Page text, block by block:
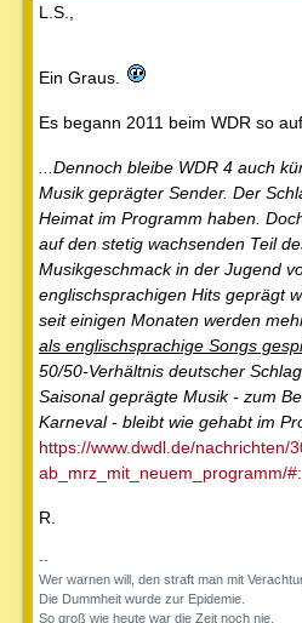
L.S.,
Ein Graus.
Es begann 2011 beim WDR so
...Dennoch bleibe WDR 4 auch
Musik geprägter Sender. Der
Heimat im Programm haben.
auf den stetig wachsenden Teil
Musikgeschmack in der Jugend
englischsprachigen Hits geprägt
seit einigen Monaten werden
als englischsprachige Songs
50/50-Verhältnis deutscher
Saisonal geprägte Musik - zum
Karneval - bleibt wie gehabt im
https://www.dwdl.de/nachrichten/
ab_mrz_mit_neuem_programm/
R.
--
Wer warnen will, den straft man mit
Die Dummheit wurde zur Epidemie.
So groß wie heute war die Zeit noch nie.